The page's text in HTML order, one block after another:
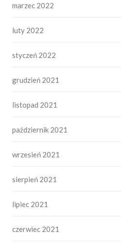
marzec 2022
luty 2022
styczeń 2022
grudzień 2021
listopad 2021
październik 2021
wrzesień 2021
sierpień 2021
lipiec 2021
czerwiec 2021